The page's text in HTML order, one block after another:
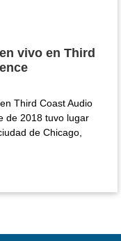
vivo en Third
Third Coast Audio
de 2018 tuvo lugar
de Chicago,